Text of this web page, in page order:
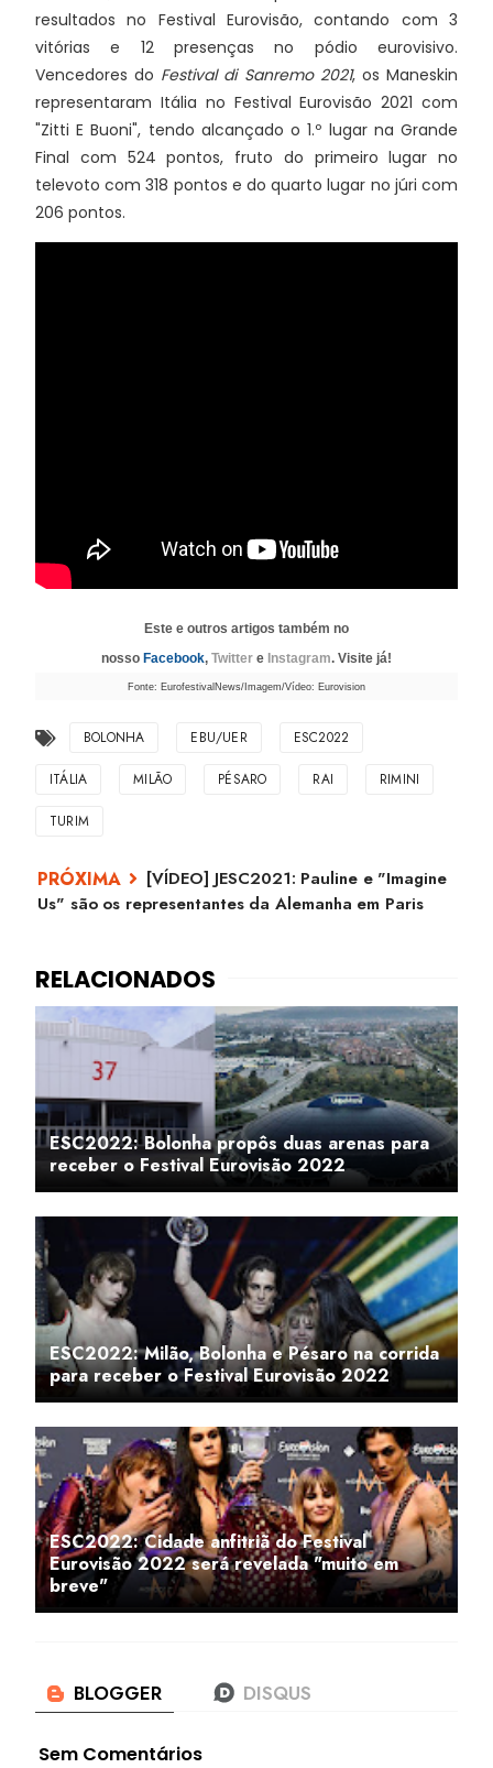
resultados no Festival Eurovisão, contando com 3
vitórias e 12 presenças no pódio eurovisivo.
Vencedores do Festival di Sanremo 2021, os Maneskin
representaram Itália no Festival Eurovisão 2021 com
"Zitti E Buoni", tendo alcançado o 1.º lugar na Grande
Final com 524 pontos, fruto do primeiro lugar no
televoto com 318 pontos e do quarto lugar no júri com
206 pontos.
Este e outros artigos também no
nosso Facebook, Twitter e Instagram. Visite já!
Fonte: EurofestivalNews/Imagem/Vídeo: Eurovision
BOLONHA EBU/UER ESC2022
ITÁLIA MILÃO PÉSARO RAI RIMINI
TURIM
[VÍDEO] JESC2021: Pauline e "Imagine
Us" são os representantes da Alemanha em Paris
ESC2022: Bolonha propôs duas arenas para
receber o Festival Eurovisão 2022
ESC2022: Milão, Bolonha e Pésaro na corrida
para receber o Festival Eurovisão 2022
ESC2022: Cidade anfitriã do Festival
Eurovisão 2022 será revelada "muito em
breve"
Sem Comentários